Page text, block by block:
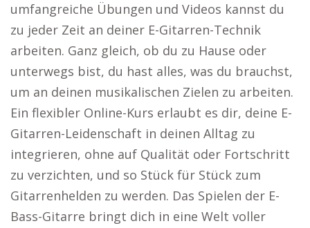
umfangreiche Übungen und Videos kannst du
zu jeder Zeit an deiner E-Gitarren-Technik
arbeiten. Ganz gleich, ob du zu Hause oder
unterwegs bist, du hast alles, was du brauchst,
um an deinen musikalischen Zielen zu arbeiten.
Ein flexibler Online-Kurs erlaubt es dir, deine E-
Gitarren-Leidenschaft in deinen Alltag zu
integrieren, ohne auf Qualität oder Fortschritt
zu verzichten, und so Stück für Stück zum
Gitarrenhelden zu werden. Das Spielen der E-
Bass-Gitarre bringt dich in eine Welt voller